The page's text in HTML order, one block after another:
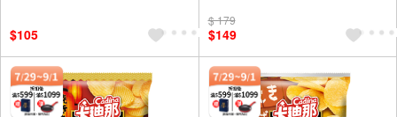
$105
$ 179
$149